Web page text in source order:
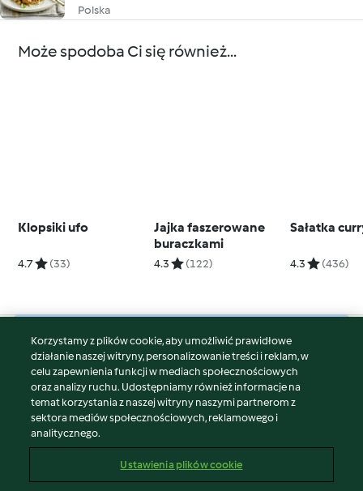
Polska
Może spodoba Ci się również...
Klopsiki ufo
4.7 (33)
Jajka faszerowane
buraczkami
4.3 (122)
Sałatka
4.3 (436)
© Copyright 2026
Warunki korzystania
Polityka prywatności
Disclaimer
Znak wydawcy
Zgłoś treść
Korzystamy z plików cookie, aby umożliwić prawidłowe
działanie naszej witryny, personalizowanie treści i reklam, w
celu zapewnienia funkcji w mediach społecznościowych
oraz analizy ruchu. Udostępniamy również informacje na
temat korzystania z naszej witryny naszymi partnerom z
sektora mediów społecznościowych, reklamowego i
analitycznego.
Ustawienia plików cookie